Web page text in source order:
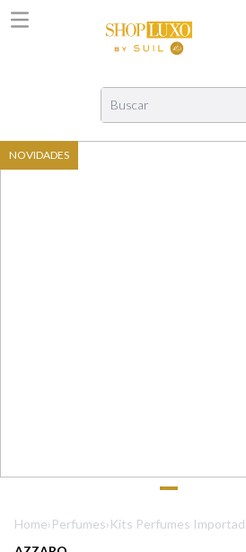
Buscar
NOVIDADES
Home›Perfumes›Kits Perfumes